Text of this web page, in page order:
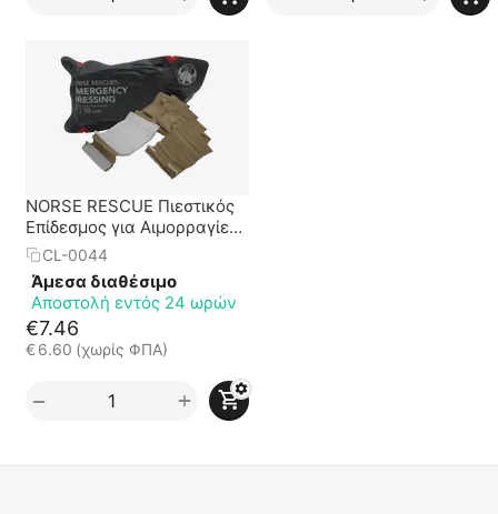
NORSE RESCUE Πιεστικός
Επίδεσμος για Αιμορραγίες
Emergency Bandage
CL-0044
Άμεσα διαθέσιμο
Αποστολή εντός 24 ωρών
€7.46
€ 6.60 (χωρίς ΦΠΑ)
+
−